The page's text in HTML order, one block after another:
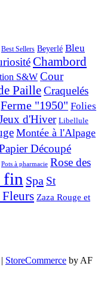
Best Sellers Beyerlé Bleu
Chambord
S&W Cour
PailleCraquelés
Ferme "1950" Folies
d'Hiver Libellule
Montée à l'Alpage
Découpé
Pots à pharmacie Rose des
fin Spa St
Zaza Rouge et
StoreCommerce by AF